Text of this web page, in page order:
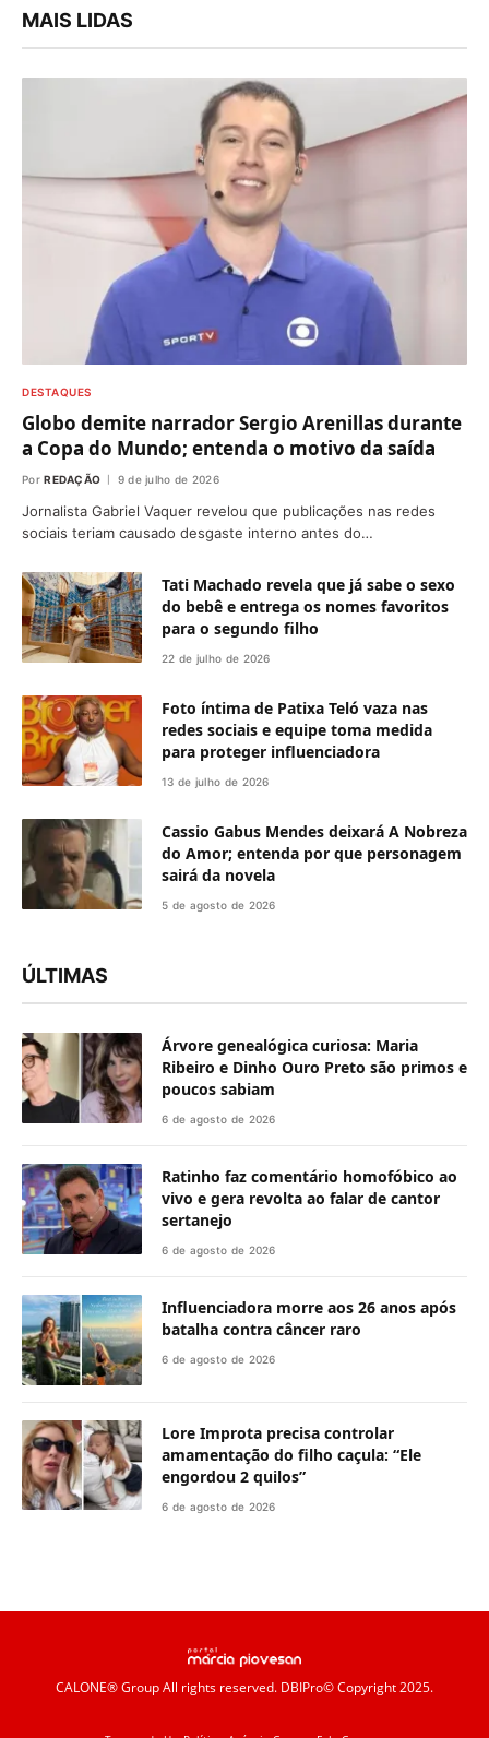
MAIS LIDAS
DESTAQUES
Globo demite narrador Sergio Arenillas durante
a Copa do Mundo; entenda o motivo da saída
Por REDAÇÃO 9 de julho de 2026
Jornalista Gabriel Vaquer revelou que publicações nas redes
sociais teriam causado desgaste interno antes do…
Tati Machado revela que já sabe o sexo
do bebê e entrega os nomes favoritos
para o segundo filho
22 de julho de 2026
Foto íntima de Patixa Teló vaza nas
redes sociais e equipe toma medida
para proteger influenciadora
13 de julho de 2026
Cassio Gabus Mendes deixará A Nobreza
do Amor; entenda por que personagem
sairá da novela
5 de agosto de 2026
ÚLTIMAS
Árvore genealógica curiosa: Maria
Ribeiro e Dinho Ouro Preto são primos e
poucos sabiam
6 de agosto de 2026
Ratinho faz comentário homofóbico ao
vivo e gera revolta ao falar de cantor
sertanejo
6 de agosto de 2026
Influenciadora morre aos 26 anos após
batalha contra câncer raro
6 de agosto de 2026
Lore Improta precisa controlar
amamentação do filho caçula: “Ele
engordou 2 quilos”
6 de agosto de 2026
CALONE® GroupAll rights reserved. DBIPro© Copyright 2025.